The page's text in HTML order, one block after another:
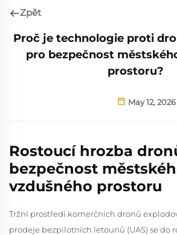
Zpět
Proč je technologie proti
pro bezpečnost
prostoru?
May 12, 2026
Rostoucí hrozba
bezpečnost
vzdušného prostoru
Tržní prostředí komerčních dronů
prodeje bezpilotních letounů (UAS) se do